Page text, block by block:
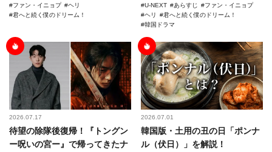
ファン・イニョプ
ヘリ
君へと続く僕のドリーム！
U-NEXT あらすじ
ファン・イニョプ
ヘリ
君へと続く僕のドリーム！
韓国ドラマ
2026.07.17
待望の除隊後復帰！『トングン
ー呪いの宮ー』で帰ってきたナ
2026.07.01
韓国版・土用の丑の日「ポンナ
ル（伏日）」を解説！